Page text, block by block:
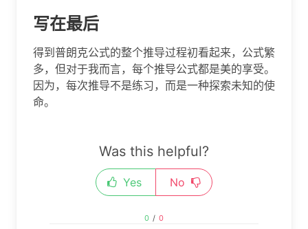
写在最后
得到普朗克公式的整个推导过程初看起来，公式繁
多，但对于我而言，每个推导公式都是美的享受。
因为，每次推导不是练习，而是一种探索未知的使
命。
Was this helpful?
Yes No
0 / 0